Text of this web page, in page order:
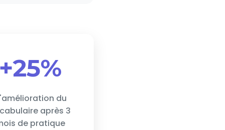
+25%
du
après 3
de pratique